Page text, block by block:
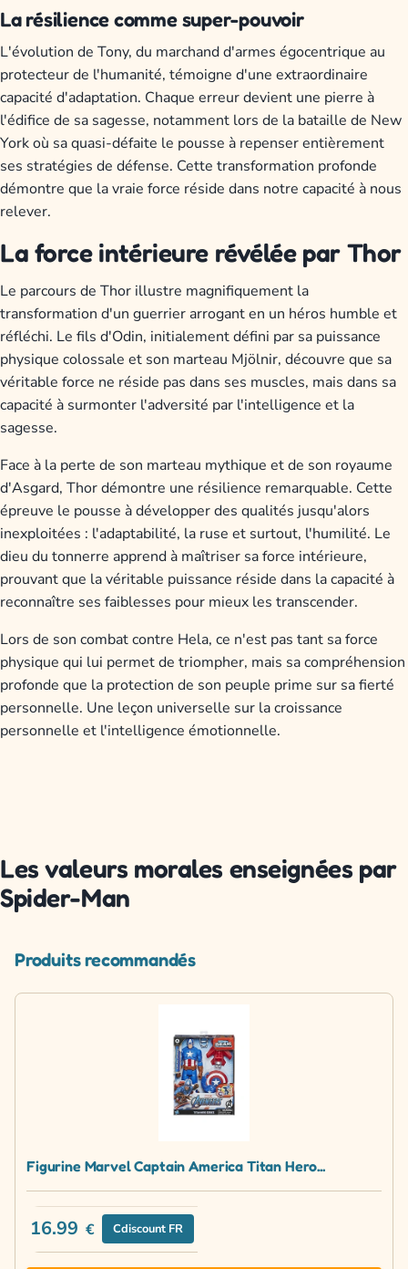
La résilience comme super-pouvoir
L'évolution de Tony, du marchand d'armes égocentrique au
protecteur de l'humanité, témoigne d'une extraordinaire
capacité d'adaptation. Chaque erreur devient une pierre à
l'édifice de sa sagesse, notamment lors de la bataille de New
York où sa quasi-défaite le pousse à repenser entièrement
ses stratégies de défense. Cette transformation profonde
démontre que la vraie force réside dans notre capacité à nous
relever.
La force intérieure révélée par Thor
Le parcours de Thor illustre magnifiquement la
transformation d'un guerrier arrogant en un héros humble et
réfléchi. Le fils d'Odin, initialement défini par sa puissance
physique colossale et son marteau Mjölnir, découvre que sa
véritable force ne réside pas dans ses muscles, mais dans sa
capacité à surmonter l'adversité par l'intelligence et la
sagesse.
Face à la perte de son marteau mythique et de son royaume
d'Asgard, Thor démontre une résilience remarquable. Cette
épreuve le pousse à développer des qualités jusqu'alors
inexploitées : l'adaptabilité, la ruse et surtout, l'humilité. Le
dieu du tonnerre apprend à maîtriser sa force intérieure,
prouvant que la véritable puissance réside dans la capacité à
reconnaître ses faiblesses pour mieux les transcender.
Lors de son combat contre Hela, ce n'est pas tant sa force
physique qui lui permet de triompher, mais sa compréhension
profonde que la protection de son peuple prime sur sa fierté
personnelle. Une leçon universelle sur la croissance
personnelle et l'intelligence émotionnelle.
Les valeurs morales enseignées par
Spider-Man
Produits recommandés
Figurine Marvel Captain America Titan Hero...
16.99 € Cdiscount FR